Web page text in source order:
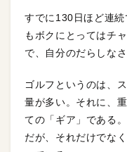
すでに130日ほど連
もボクにとってはチ
で、自分のだらしな
ゴルフというのは、
量が多い。それに、
ての「ギア」である
だが、それだけでな